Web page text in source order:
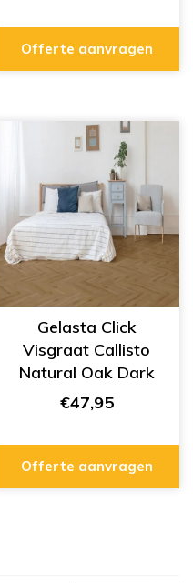
Offerte aanvragen
Gelasta Click
Visgraat Callisto
Natural Oak Dark
5200
€47,95
Offerte aanvragen